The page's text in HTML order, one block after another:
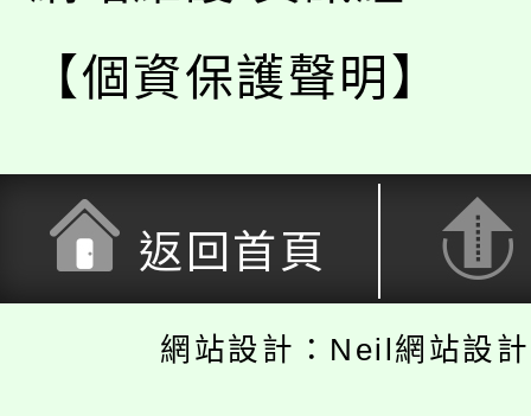
【個資保護聲明】
返回首頁
網站設計：Neil網站設